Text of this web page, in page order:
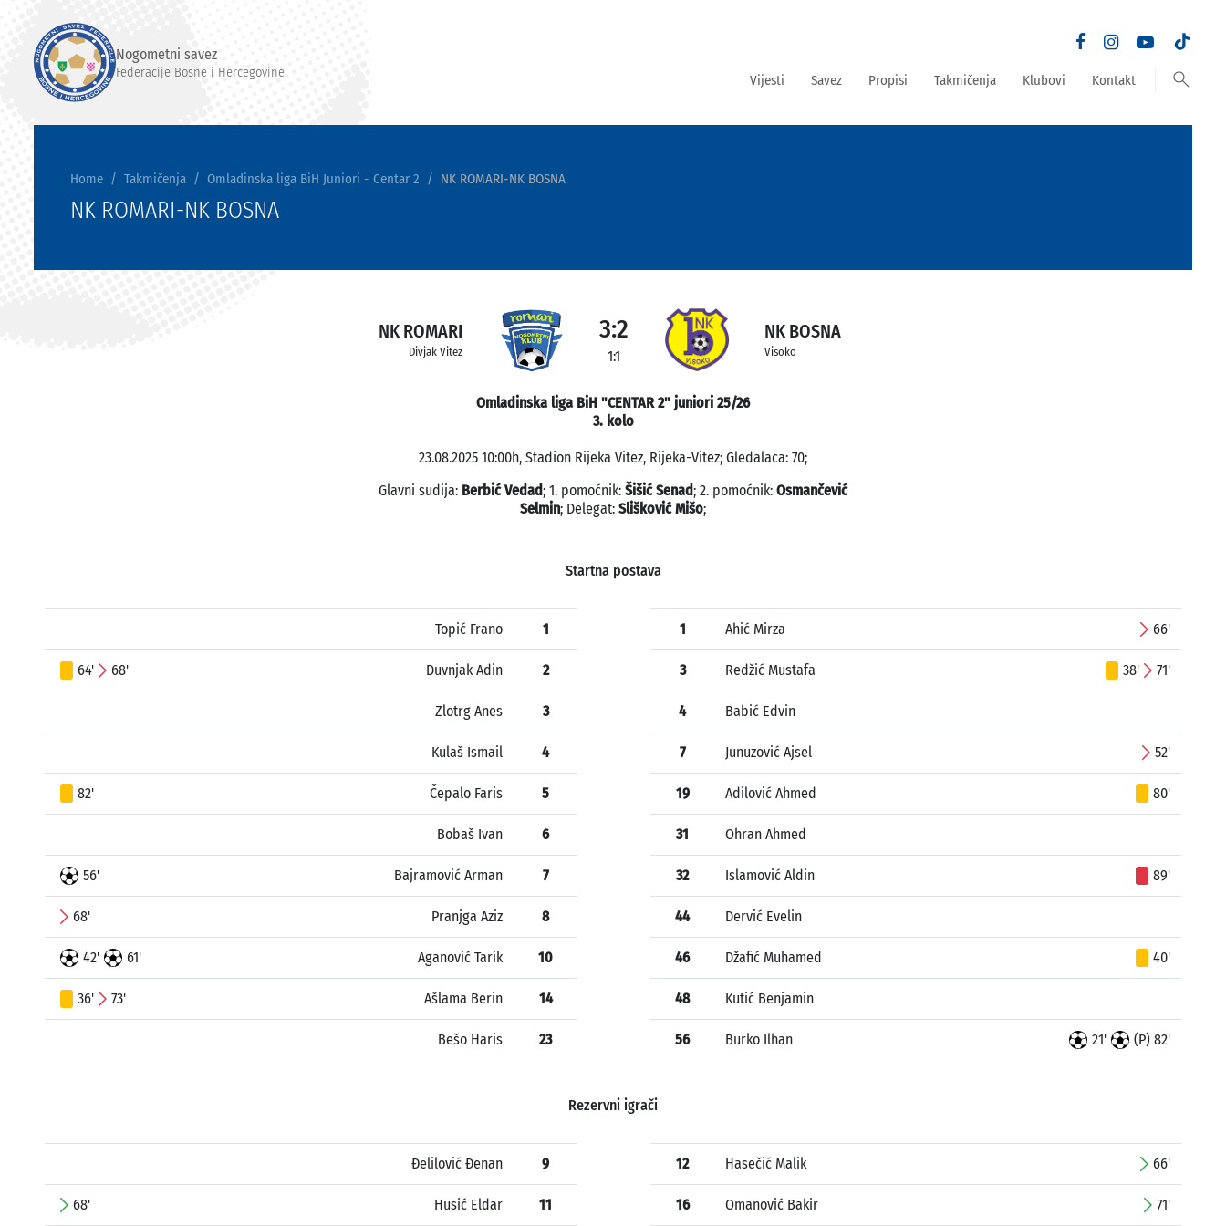
Nogometni savez
Federacije Bosne i Hercegovine Vijesti Savez Propisi Takmičenja Klubovi Kontakt search
Home Takmičenja Omladinska liga BiH Juniori - Centar 2 NK ROMARI-NK BOSNA
NK ROMARI-NK BOSNA
NK ROMARI
Divjak Vitez
3:2
1:1
NK BOSNA
Visoko
Omladinska liga BiH "CENTAR 2" juniori 25/26
3. kolo
23.08.2025 10:00h, Stadion Rijeka Vitez, Rijeka-Vitez; Gledalaca: 70;
Glavni sudija: Berbić Vedad; 1. pomoćnik: Šišić Senad; 2. pomoćnik: Osmančević
Selmin; Delegat: Slišković Mišo;
Startna postava
Topić Frano 1
64' 68' Duvnjak Adin 2
Zlotrg Anes 3
Kulaš Ismail 4
82' Čepalo Faris 5
Bobaš Ivan 6
56' Bajramović Arman 7
68' Pranjga Aziz 8
42' 61' Aganović Tarik 10
36' 73' Ašlama Berin 14
Bešo Haris 23
1 Ahić Mirza 66'
3 Redžić Mustafa 38' 71'
4 Babić Edvin
7 Junuzović Ajsel 52'
19 Adilović Ahmed 80'
31 Ohran Ahmed
32 Islamović Aldin 89'
44 Dervić Evelin
46 Džafić Muhamed 40'
48 Kutić Benjamin
56 Burko Ilhan 21' (P) 82'
Rezervni igrači
Đelilović Đenan 9
68' Husić Eldar 11
12 Hasečić Malik 66'
16 Omanović Bakir 71'